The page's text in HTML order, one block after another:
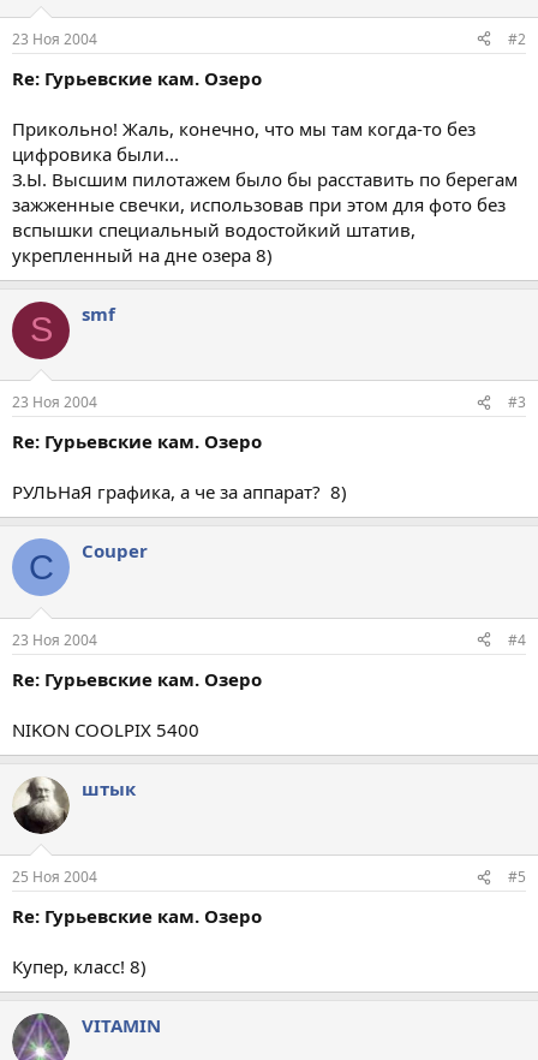
23 Ноя 2004 #2
Re: Гурьевские кам. Озеро
Прикольно! Жаль, конечно, что мы там когда-то без
цифровика были...
З.Ы. Высшим пилотажем было бы расставить по берегам
зажженные свечки, использовав при этом для фото без
вспышки специальный водостойкий штатив,
укрепленный на дне озера 8)
S smf
23 Ноя 2004 #3
Re: Гурьевские кам. Озеро
РУЛЬНаЯ графика, а че за аппарат? 8)
C Couper
23 Ноя 2004 #4
Re: Гурьевские кам. Озеро
NIKON COOLPIX 5400
штык
25 Ноя 2004 #5
Re: Гурьевские кам. Озеро
Купер, класс! 8)
VITAMIN